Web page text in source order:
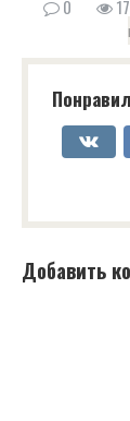
0
Добавить